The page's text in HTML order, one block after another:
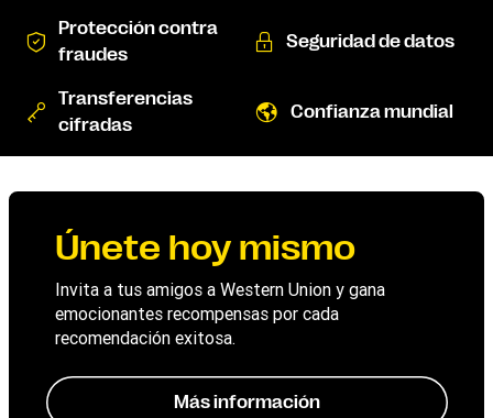
Protección contra
fraudes
Seguridad de datos
Transferencias
cifradas
Confianza mundial
Únete hoy mismo
Invita a tus amigos a Western Union y gana
emocionantes recompensas por cada
recomendación exitosa.
Más información